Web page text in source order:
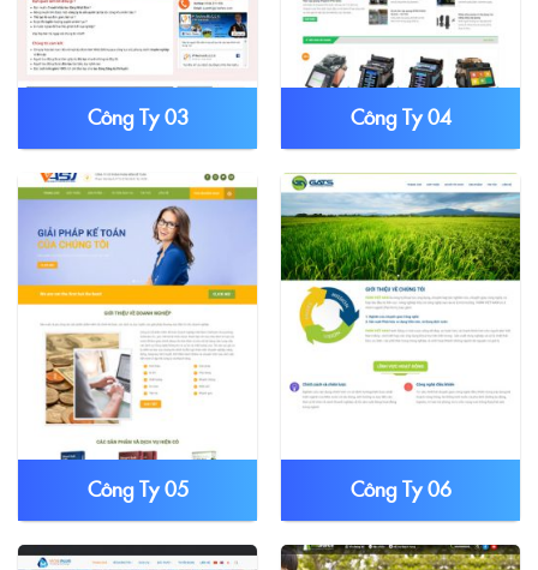
Công Ty 03 Công Ty 04
Công Ty 05 Công Ty 06